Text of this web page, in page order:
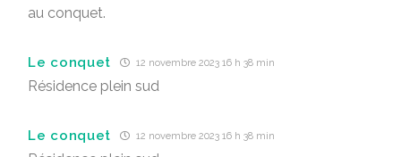
au conquet.
Le conquet 12 novembre 2023 16 h 38 min
Résidence plein sud
Le conquet 12 novembre 2023 16 h 38 min